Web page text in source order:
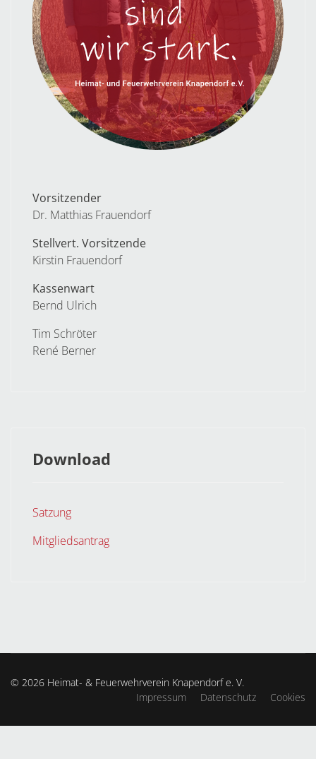
Vorsitzender
Dr. Matthias Frauendorf
Stellvert. Vorsitzende
Kirstin Frauendorf
Kassenwart
Bernd Ulrich
Tim Schröter
René Berner
Download
Satzung
Mitgliedsantrag
© 2026 Heimat- & Feuerwehrverein Knapendorf e. V.
Impressum
Datenschutz Cookies